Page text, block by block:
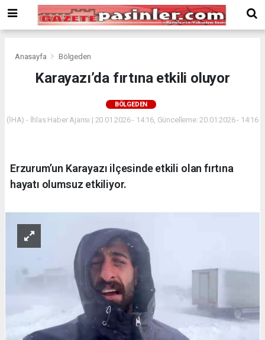
Bonusu
Veren
deneme
bonus
Bonus
Veren
Siteler
Anasayfa Bölgeden
Karayazı’da fırtına etkili oluyor
BÖLGEDEN
(İHA) - İhlas Haber Ajansı | 20.01.2026 - 14:16, Güncelleme: 20.01.2026 - 14:16
Erzurum’un Karayazı ilçesinde etkili olan fırtına
hayatı olumsuz etkiliyor.